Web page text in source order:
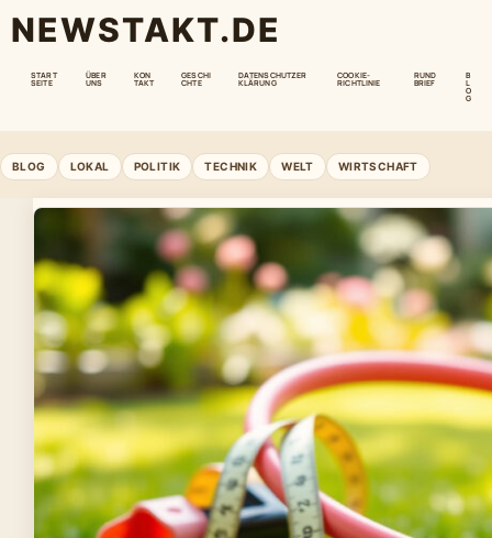
NEWSTAKT.DE
START
SEITE
ÜBER
UNS
KON
TAKT
GESCHI
CHTE
DATENSCHUTZER
KLÄRUNG
COOKIE-
RICHTLINIE
RUND
BRIEF
B
L
O
G
BLOG LOKAL POLITIK TECHNIK WELT WIRTSCHAFT